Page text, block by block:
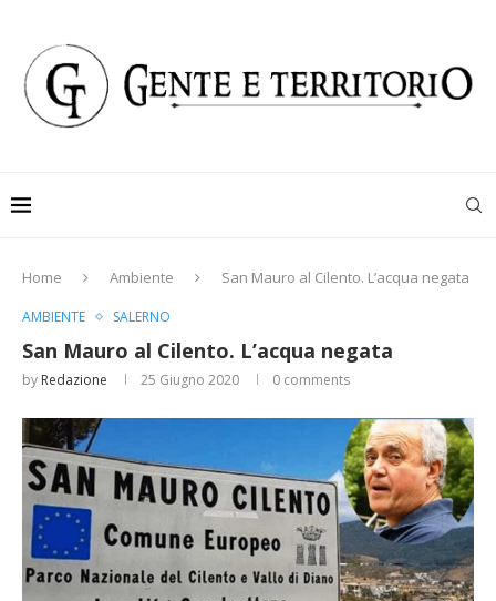
Home Ambiente San Mauro al Cilento. L’acqua negata
AMBIENTE SALERNO
San Mauro al Cilento. L’acqua negata
by Redazione 25 Giugno 2020 0 comments